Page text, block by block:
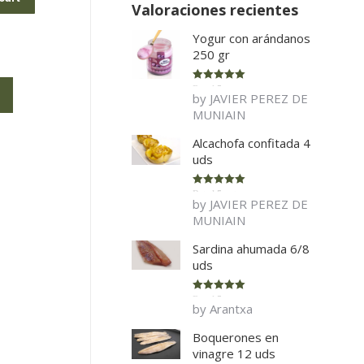
Valoraciones recientes
Yogur con arándanos
250 gr
Rated 5
of 5
by JAVIER PEREZ DE
MUNIAIN
Alcachofa confitada 4
uds
Rated 5
of 5
by JAVIER PEREZ DE
MUNIAIN
Sardina ahumada 6/8
uds
Rated 5
of 5
by Arantxa
Boquerones en
vinagre 12 uds